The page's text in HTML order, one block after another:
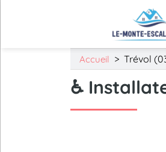
Accueil > Trévol
♿